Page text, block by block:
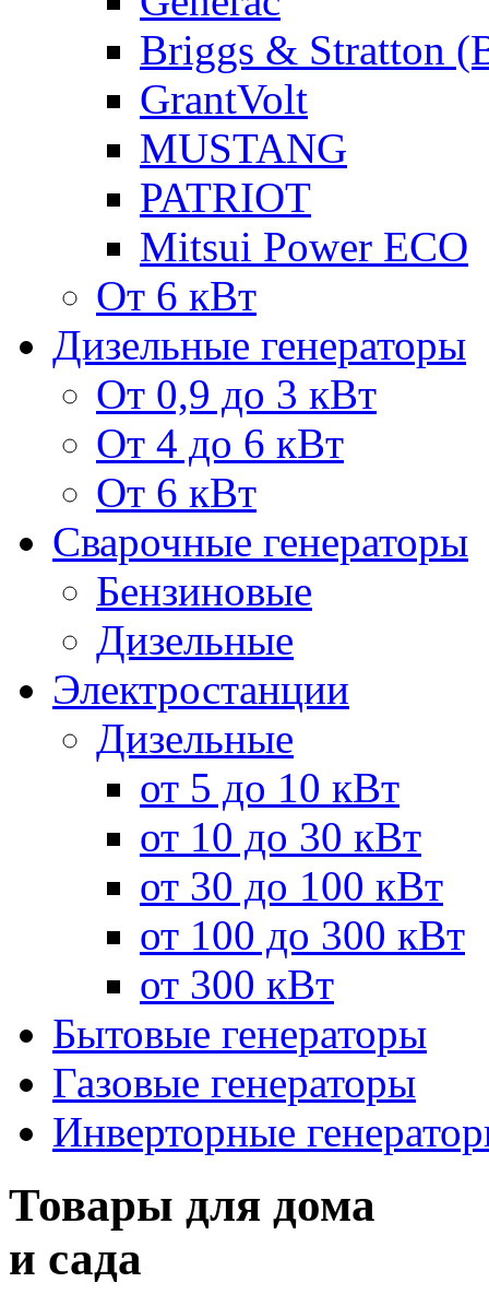
Briggs & Stratton
GrantVolt
MUSTANG
PATRIOT
Mitsui Power ECO
От 6 кВт
Дизельные генераторы
От 0,9 до 3 кВт
От 4 до 6 кВт
От 6 кВт
Сварочные генераторы
Бензиновые
Дизельные
Электростанции
Дизельные
от 5 до 10 кВт
от 10 до 30 кВт
от 30 до 100 кВт
от 100 до 300 кВт
от 300 кВт
Бытовые генераторы
Газовые генераторы
Инверторные
Товары для дома
и сада